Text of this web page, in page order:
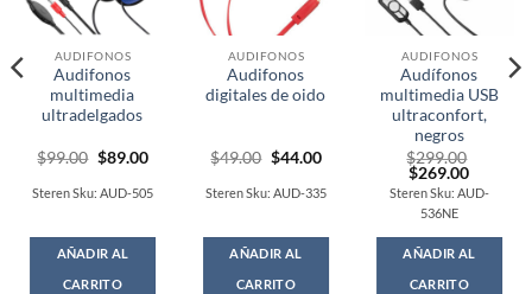
AUDIFONOS
Audifonos
multimedia
ultradelgados
$99.00 Original
was:
$99.00.
$89.00Current
is:
$89.00.
Steren Sku: AUD-505
AÑADIR AL
CARRITO
AUDIFONOS
Audifonos
digitales de oido
$49.00 Original
was:
$49.00.
$44.00Current
is:
$44.00.
Steren Sku: AUD-335
AÑADIR AL
CARRITO
AUDIFONOS
Audífonos
multimedia USB
ultraconfort,
negros
$299.00
Original
price
was:
$299.00.
$269.00Current
price
is:
Steren Sku: AUD-
536NE
AÑADIR AL
CARRITO